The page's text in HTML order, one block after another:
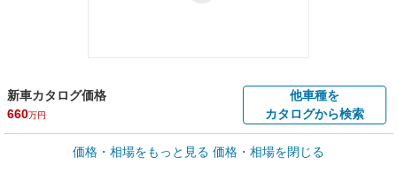
新車カタログ価格
660万円
他車種を
カタログから検索
車買取価格 *
車買取相場
価格・相場をもっと見る 価格・相場を閉じる